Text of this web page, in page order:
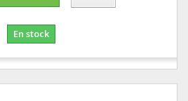
En stock